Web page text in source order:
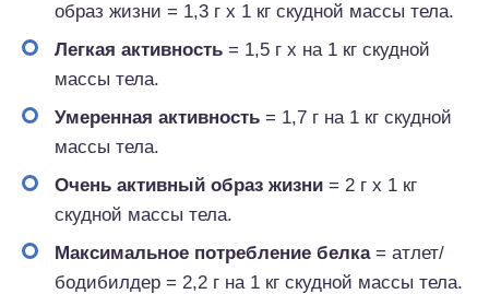
образ жизни = 1,3 г x 1 кг скудной массы тела.
Легкая активность = 1,5 г x на 1 кг скудной
массы тела.
Умеренная активность = 1,7 г на 1 кг скудной
массы тела.
Очень активный образ жизни = 2 г x 1 кг
скудной массы тела.
Максимальное потребление белка= атлет/
бодибилдер = 2,2 г на 1 кг скудной массы тела.